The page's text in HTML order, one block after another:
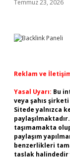
Temmuz 23, 2026
Reklam ve
Yasal Uyarı: Bu
veya şahıs
Sitede yalnızca
taşımamakta
paylaşım
benzerlikleri
taslak halindedir